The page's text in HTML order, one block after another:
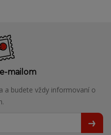
mailom
a budete vždy informovaní o